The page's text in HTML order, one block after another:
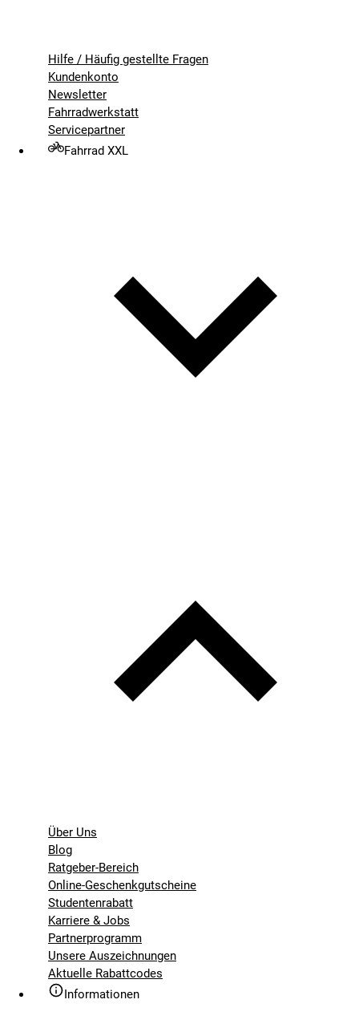
Hilfe / Häufig gestellte Fragen
Kundenkonto
Newsletter
Fahrradwerkstatt
Servicepartner
Fahrrad XXL
Über Uns
Blog
Ratgeber-Bereich
Online-Geschenkgutscheine
Studentenrabatt
Karriere & Jobs
Partnerprogramm
Unsere Auszeichnungen
Aktuelle Rabattcodes
Informationen